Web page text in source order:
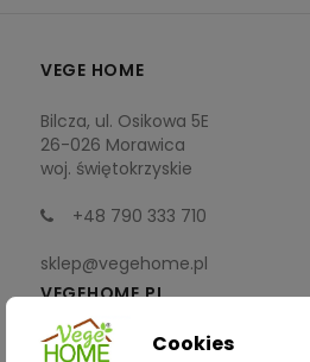
VEGE HOME
Bilcza, ul. Osikowa 5E
26-026 Morawica
woj. świętokrzyskie
+48 790 333 710
sklep@vegehome.pl
VEGEHOME.PL
Cookies